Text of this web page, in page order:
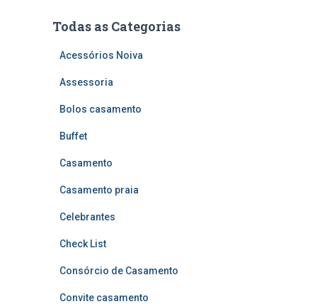
Todas as Categorias
Acessórios Noiva
Assessoria
Bolos casamento
Buffet
Casamento
Casamento praia
Celebrantes
Check List
Consórcio de Casamento
Convite casamento